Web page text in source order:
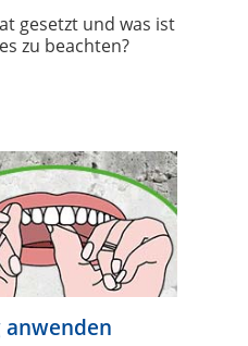
gesetzt und was ist
zu beachten?
anwenden